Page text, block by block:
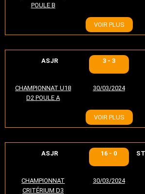
POULE B
VOIR PLUS
ASJR 3 - 3
CHAMPIONNAT U18
D2 POULE A
30/03/2024
VOIR PLUS
ASJR 16 - 0
CHAMPIONNAT
CRITÉRIUM D3
30/03/2024